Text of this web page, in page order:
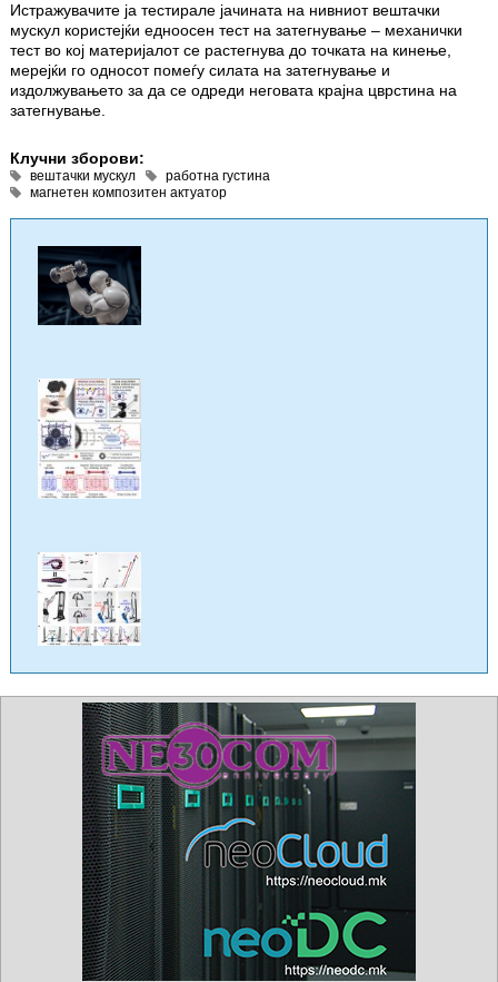
Истражувачите ја тестирале јачината на нивниот вештачки
мускул користејќи едноосен тест на затегнување – механички
тест во кој материјалот се растегнува до точката на кинење,
мерејќи го односот помеѓу силата на затегнување и
издолжувањето за да се одреди неговата крајна цврстина на
затегнување.
Клучни зборови:
вештачки мускул
работна густина
магнетен композитен актуатор